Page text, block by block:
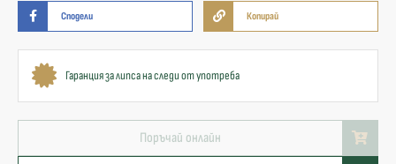
Сподели Копирай
Гаранция за липса на следи от употреба
Поръчай онлайн